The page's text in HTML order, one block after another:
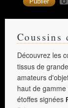
Coussins
Découvrez les
tissus de
amateurs
haut de
étoffes signées